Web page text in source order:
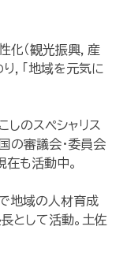
（観光振興，産
，「地域を元気に
のスペシャリス
の審議会・委員会
在も活動中。
地域の人材育成
として活動。土佐